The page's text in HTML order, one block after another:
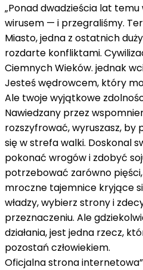
„Ponad dwadzieścia lat
wirusem — i przegraliśmy.
Miasto, jedna z ostatnich
rozdarte konfliktami.
Ciemnych Wieków. jednak
Jesteś wędrowcem, który
Ale twoje wyjątkowe
Nawiedzany przez
rozszyfrować, wyruszasz, by
się w strefa walki. Doskonal
pokonać wrogów i zdobyć
potrzebować zarówno
mroczne tajemnice kryjące
władzy, wybierz strony i
przeznaczeniu. Ale
działania, jest jedna rzecz,
pozostań człowiekiem.
Oficjalna strona internetowa”